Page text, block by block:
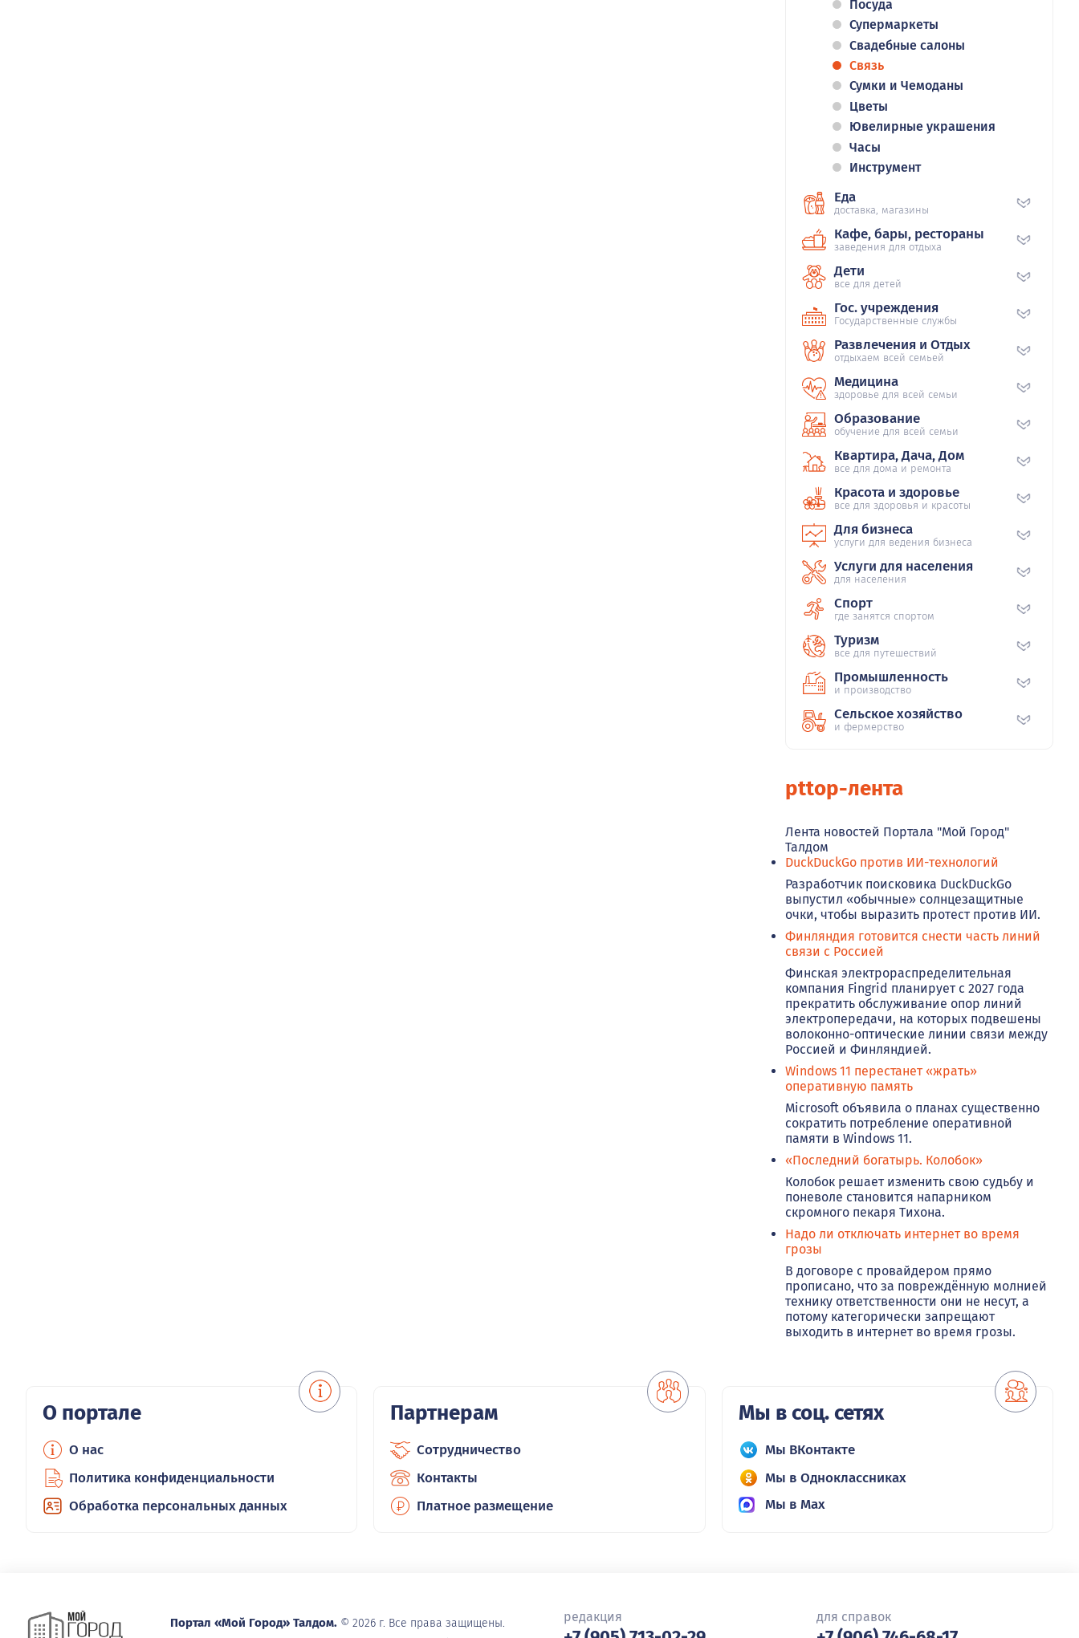
Посуда
Супермаркеты
Свадебные салоны
Связь
Сумки и Чемоданы
Цветы
Ювелирные украшения
Часы
Инструмент
Еда
доставка, магазины
Кафе, бары, рестораны
заведения для отдыха
Дети
все для детей
Гос. учреждения
Государственные службы
Развлечения и Отдых
отдыхаем всей семьей
Медицина
здоровье для всей семьи
Образование
обучение для всей семьи
Квартира, Дача, Дом
все для дома и ремонта
Красота и здоровье
все для здоровья и красоты
Для бизнеса
услуги для ведения бизнеса
Услуги для населения
для населения
Спорт
где занятся спортом
Туризм
все для путешествий
Промышленность
и производство
Сельское хозяйство
и фермерство
pttop-лента
Лента новостей Портала "Мой Город"
Талдом
DuckDuckGo против ИИ-технологий
Разработчик поисковика DuckDuckGo
выпустил «обычные» солнцезащитные
очки, чтобы выразить протест против ИИ.
Финляндия готовится снести часть линий
связи с Россией
Финская электрораспределительная
компания Fingrid планирует с 2027 года
прекратить обслуживание опор линий
электропередачи, на которых подвешены
волоконно-оптические линии связи между
Россией и Финляндией.
Windows 11 перестанет «жрать»
оперативную память
Microsoft объявила о планах существенно
сократить потребление оперативной
памяти в Windows 11.
«Последний богатырь. Колобок»
Колобок решает изменить свою судьбу и
поневоле становится напарником
скромного пекаря Тихона.
Надо ли отключать интернет во время
грозы
В договоре с провайдером прямо
прописано, что за повреждённую молнией
технику ответственности они не несут, а
потому категорически запрещают
выходить в интернет во время грозы.
О портале
О нас
Политика конфиденциальности
Обработка персональных данных
Партнерам
Сотрудничество
Контакты
Платное размещение
Мы в соц. сетях
Мы ВКонтакте
Мы в Одноклассниках
Мы в Max
Портал «Мой Город» Талдом. © 2026 г. Все права защищены.
редакция для справок